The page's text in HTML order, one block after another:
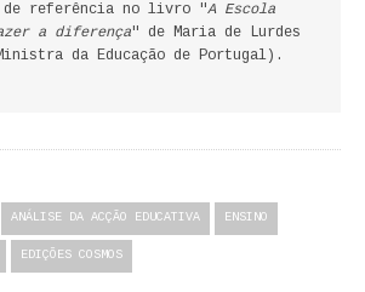
referência no livro "A Escola
a diferença" de Maria de Lurdes
da Educação de Portugal).
ANÁLISE DA ACÇÃO EDUCATIVA ENSINO
EDIÇÕES COSMOS